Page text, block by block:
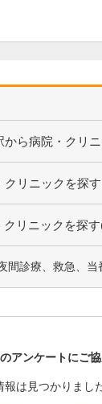
ら病院・クリ
リニックを探
リニックを探
間診療、救急、当
び
アンケートにご協
報は見つかりまし